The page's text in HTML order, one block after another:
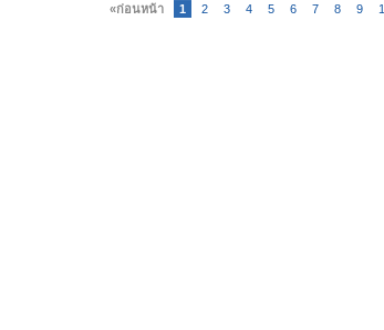
«ก่อนหน้า 1 2 3 4 5 6 7 8 9